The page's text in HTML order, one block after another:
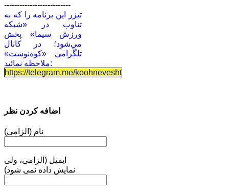
--------------------------
تيزر این برنامه را كه به
تناوب در «شبكه
ورزش سيما» پخش
مي‌شود؛ در کانال
تلگرامی «کوه‌نوشت»
ملاحظه نمائید:
https://telegram.me/koohnevesht
اضافه کردن نظر
نام (الزامی)
ایمیل (الزامی، ولی
نمایش داده نمی شود)